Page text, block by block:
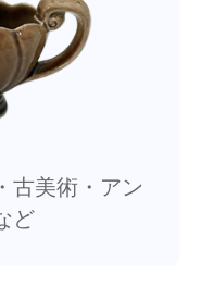
古美術・アン
ど